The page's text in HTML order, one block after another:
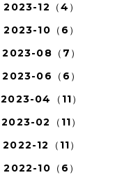
2023-12（4）
2023-10（6）
2023-08（7）
2023-06（6）
2023-04（11）
2023-02（11）
2022-12（11）
2022-10（6）